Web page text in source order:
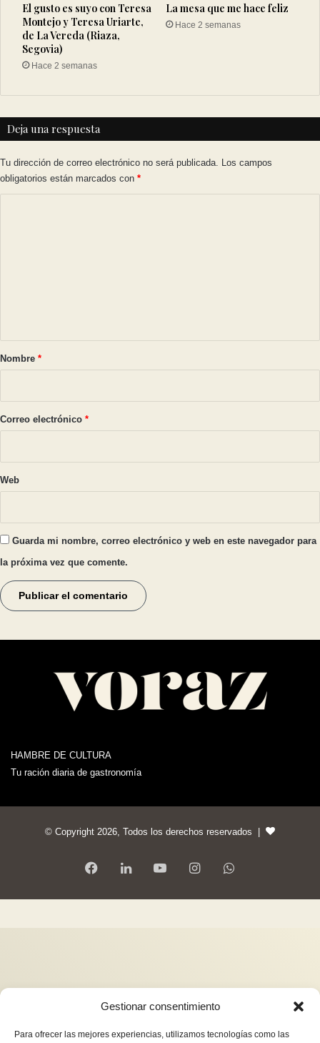
Gestionar consentimiento
Para ofrecer las mejores experiencias, utilizamos tecnologías como las
El gusto es suyo con Teresa
Montejo y Teresa Uriarte,
de La Vereda (Riaza,
Segovia)
Hace 2 semanas
La mesa que me hace feliz
Hace 2 semanas
Deja una respuesta
Tu dirección de correo electrónico no será publicada. Los campos
obligatorios están marcados con *
r
*
Nombre *
Correo electrónico *
Web
Guarda mi nombre, correo electrónico y web en este navegador para
la próxima vez que comente.
HAMBRE DE CULTURA
Tu ración diaria de gastronomía
© Copyright 2026, Todos los derechos reservados |